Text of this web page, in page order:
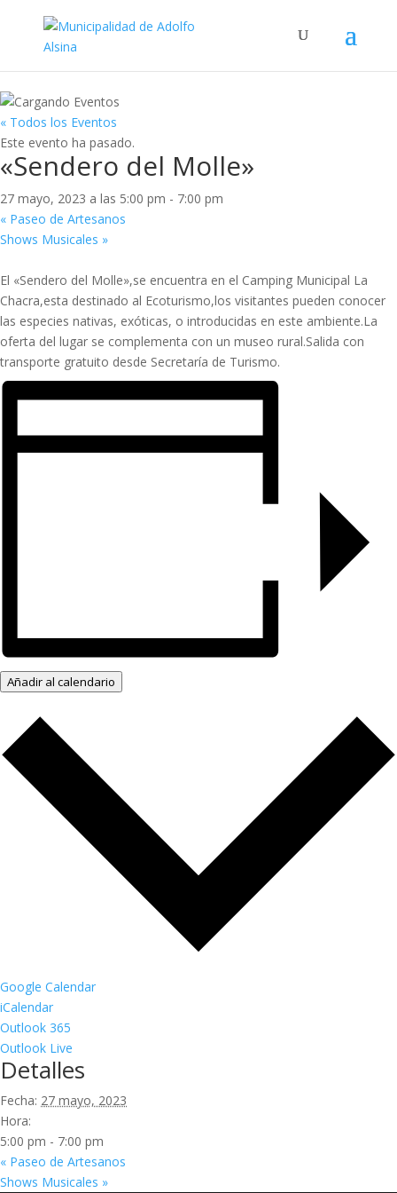
« Todos los Eventos
Este evento ha pasado.
«Sendero del Molle»
27 mayo, 2023 a las 5:00 pm - 7:00 pm
« Paseo de Artesanos
Shows Musicales »
El «Sendero del Molle»,se encuentra en el Camping Municipal La
Chacra,esta destinado al Ecoturismo,los visitantes pueden conocer
las especies nativas, exóticas, o introducidas en este ambiente.La
oferta del lugar se complementa con un museo rural.Salida con
transporte gratuito desde Secretaría de Turismo.
Añadir al calendario
Google Calendar
iCalendar
Outlook 365
Outlook Live
Detalles
Fecha: 27 mayo, 2023
Hora:
5:00 pm - 7:00 pm
« Paseo de Artesanos
Shows Musicales »